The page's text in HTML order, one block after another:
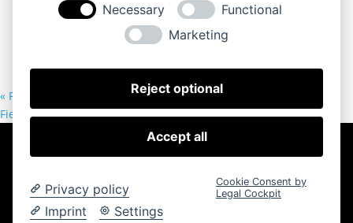
« Fiese Viecher – Der kleine Gartenversager Teil 2
Fiese Viecher – Der kleine Gartenversager Teil 2»
Copyright © 2024 – Stefan Schwarz. Alle Rechte
vorbehalten.
Impressum
Datenschutz
Necessary
Functional
Marketing
Reject optional
Accept all
Privacy policy
Imprint
Settings
Cookie Consent by
Legal Cockpit